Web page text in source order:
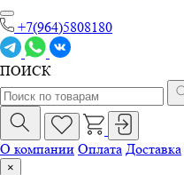
+7(964)5808180
ПОИСК
О компании Оплата Доставка
×